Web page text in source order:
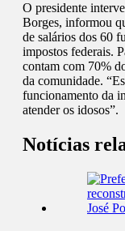
O presidente
Borges, informou
de salários dos 60
impostos federais.
contam com 70%
da comunidade.
funcionamento da
atender os idosos”.
Notícias